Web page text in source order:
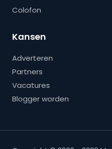
Colofon
Kansen
Adverteren
Partners
Vacatures
Blogger worden